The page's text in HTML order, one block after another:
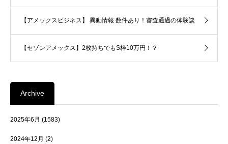
【アメックスビジネス】 異動情報 数件あり！審査通過の体験談
【セゾンアメックス】2枚持ちでもS枠10万円！？
Archive
2025年6月 (1583)
2024年12月 (2)